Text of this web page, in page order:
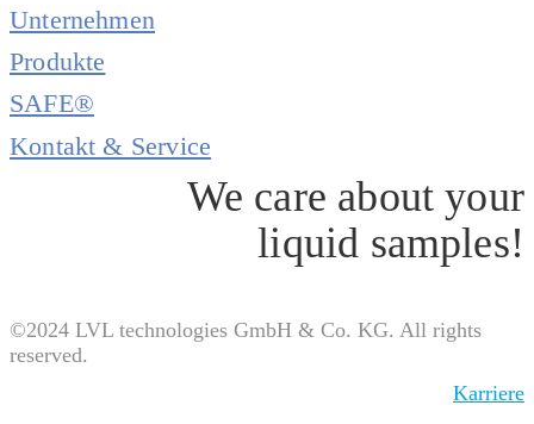
Unternehmen
Produkte
SAFE®
Kontakt & Service
We care about your
liquid samples!
©2024 LVL technologies GmbH & Co. KG. All rights
reserved.
Karriere